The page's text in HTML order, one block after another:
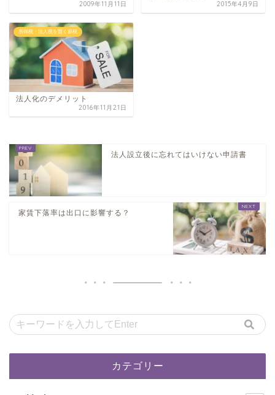
2009年11月11日 2015年4月9日
所得税・法人税を賢く節税
法人化のデメリット
2016年11月21日
法人設立後に忘れてはいけない申請書
家賃下落率は出口に影響する？
カテゴリー